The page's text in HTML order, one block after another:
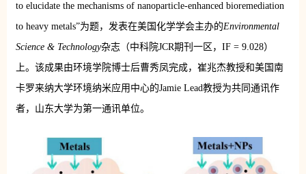
to elucidate the mechanisms of nanoparticle-enhanced bioremediation
to heavy metals”为题，发表在美国化学学会主办的Environmental
Science & Technology杂志（中科院JCR期刊一区，IF = 9.028）
上。该成果由环境学院博士后曹秀凤完成，崔兆杰教授和美国南
卡罗来纳大学环境纳米应用中心的Jamie Lead教授为共同通讯作
者，山东大学为第一通讯单位。